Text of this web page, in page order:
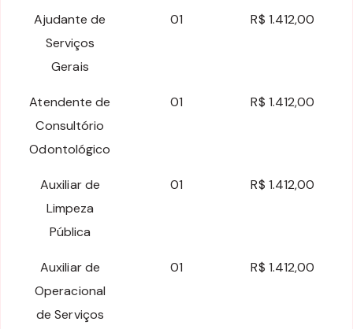
Ajudante de
Serviços
Gerais
01 R$ 1.412,00
Atendente de
Consultório
Odontológico
01 R$ 1.412,00
Auxiliar de
Limpeza
Pública
01 R$ 1.412,00
Auxiliar de
Operacional
de Serviços
01 R$ 1.412,00